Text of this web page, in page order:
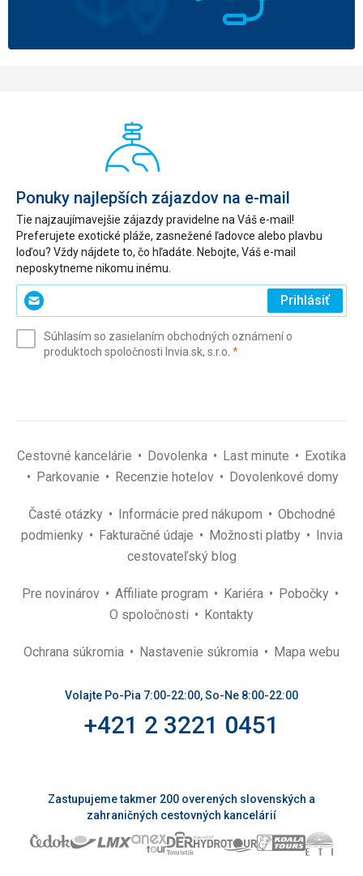
Ponuky najlepších zájazdov na e-mail
Tie najzaujímavejšie zájazdy pravidelne na Váš e-mail!
Preferujete exotické pláže, zasnežené ľadovce alebo plavbu
loďou? Vždy nájdete to, čo hľadáte. Nebojte, Váš e-mail
neposkytneme nikomu inému.
Zadajte
svoj
(povinné)
Prihlásiť
Súhlasím so zasielaním obchodných oznámení o
produktoch spoločnosti Invia.sk, s.r.o. *(povinné)
Cestovné kancelárie Dovolenka Last minute
Exotika
Parkovanie
Recenzie hotelov Dovolenkové domy
Časté otázky Informácie pred nákupom
Obchodné
podmienky
Fakturačné údaje Možnosti platby
Invia
cestovateľský blog
Pre novinárov Affiliate program Kariéra
Pobočky
O spoločnosti
Kontakty
Ochrana súkromia Nastavenie súkromia Mapa webu
Volajte Po-Pia 7:00-22:00, So-Ne 8:00-22:00
+421 2 3221 0451
Zastupujeme takmer 200 overených slovenských a
zahraničných cestovných kancelárií